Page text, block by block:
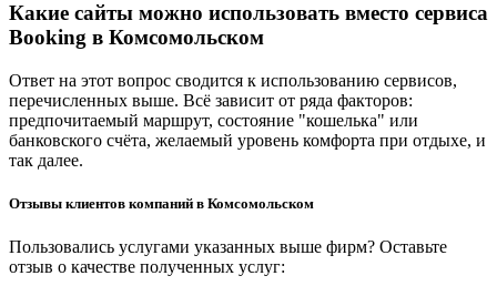
Какие сайты можно использовать вместо сервиса
Booking в Комсомольском
Ответ на этот вопрос сводится к использованию сервисов,
перечисленных выше. Всё зависит от ряда факторов:
предпочитаемый маршрут, состояние "кошелька" или
банковского счёта, желаемый уровень комфорта при отдыхе, и
так далее.
Отзывы клиентов компаний в Комсомольском
Пользовались услугами указанных выше фирм? Оставьте
отзыв о качестве полученных услуг: